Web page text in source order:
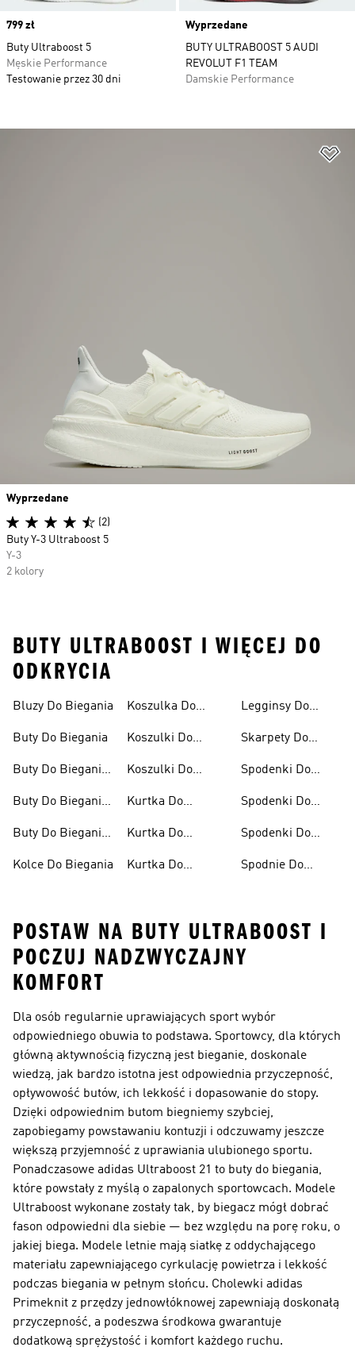
Price
799 zł
Buty Ultraboost 5
Męskie Performance
Testowanie przez 30 dni
Wyprzedane
BUTY ULTRABOOST 5 AUDI
REVOLUT F1 TEAM
Damskie Performance
Wyprzedane
(2)
Buty Y-3 Ultraboost 5
Y-3
2 kolory
BUTY ULTRABOOST I WIĘCEJ DO
ODKRYCIA
Bluzy Do Biegania
Buty Do Biegania
Buty Do Biegania
Buty Do Biegania
Buty Do Biegania
Kolce Do Biegania
Koszulka Do
Koszulki Do
Koszulki Do
Kurtka Do
Kurtka Do
Kurtka Do
Legginsy Do
Skarpety Do
Spodenki Do
Spodenki Do
Spodenki Do
Spodnie Do
POSTAW NA BUTY ULTRABOOST I
POCZUJ NADZWYCZAJNY
KOMFORT
Dla osób regularnie uprawiających sport wybór
odpowiedniego obuwia to podstawa. Sportowcy, dla których
główną aktywnością fizyczną jest bieganie, doskonale
wiedzą, jak bardzo istotna jest odpowiednia przyczepność,
opływowość butów, ich lekkość i dopasowanie do stopy.
Dzięki odpowiednim butom biegniemy szybciej,
zapobiegamy powstawaniu kontuzji i odczuwamy jeszcze
większą przyjemność z uprawiania ulubionego sportu.
Ponadczasowe adidas Ultraboost 21 to buty do biegania,
które powstały z myślą o zapalonych sportowcach. Modele
Ultraboost wykonane zostały tak, by biegacz mógł dobrać
fason odpowiedni dla siebie — bez względu na porę roku, o
jakiej biega. Modele letnie mają siatkę z oddychającego
materiału zapewniającego cyrkulację powietrza i lekkość
podczas biegania w pełnym słońcu. Cholewki adidas
Primeknit z przędzy jednowłóknowej zapewniają doskonałą
przyczepność, a podeszwa środkowa gwarantuje
dodatkową sprężystość i komfort każdego ruchu.